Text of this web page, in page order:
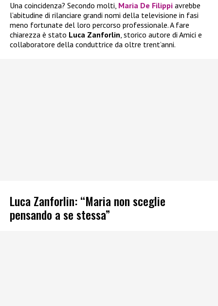
Una coincidenza? Secondo molti, Maria De Filippi avrebbe
l’abitudine di rilanciare grandi nomi della televisione in fasi
meno fortunate del loro percorso professionale. A fare
chiarezza è stato Luca Zanforlin, storico autore di Amici e
collaboratore della conduttrice da oltre trent’anni.
Luca Zanforlin: “Maria non sceglie
pensando a se stessa”